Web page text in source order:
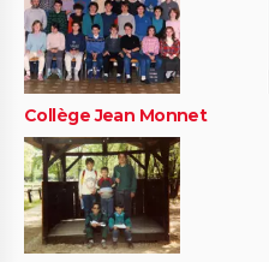
Collège Jean Monnet